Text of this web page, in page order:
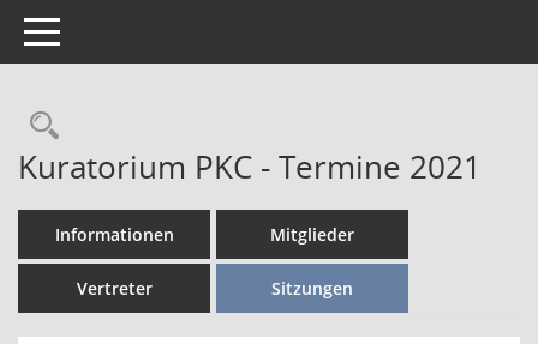
Toggle navigation
Kuratorium PKC - Termine 2021
Informationen Mitglieder
Vertreter Sitzungen